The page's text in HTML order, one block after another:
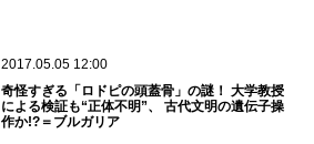
2017.05.05 12:00
奇怪すぎる「ロドピの頭蓋骨」の謎！ 大学教授
による検証も“正体不明”、 古代文明の遺伝子操
作か!?＝ブルガリア